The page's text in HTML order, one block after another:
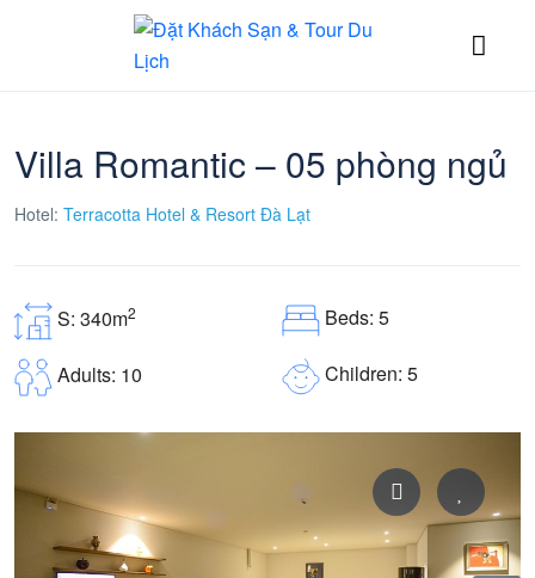
Villa Romantic – 05 phòng ngủ
Hotel: Terracotta Hotel & Resort Đà Lạt
S: 340m2 Beds: 5
Adults: 10 Children: 5